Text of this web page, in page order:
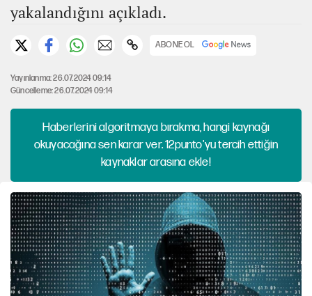
yakalandığını açıkladı.
ABONE OL
Yayınlanma: 26.07.2024 09:14
Güncelleme: 26.07.2024 09:14
Haberlerini algoritmaya bırakma, hangi kaynağı
okuyacağına sen karar ver. 12punto'yu tercih ettiğin
kaynaklar arasına ekle!